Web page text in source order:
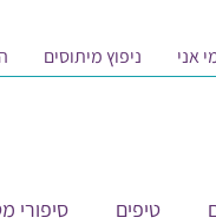
אני ניפוץ מיתוסים
טיפים סיפורי